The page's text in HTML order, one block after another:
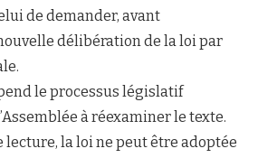
de demander, avant
délibération de la loi par
le processus législatif
à réexaminer le texte.
lecture, la loi ne peut être adoptée